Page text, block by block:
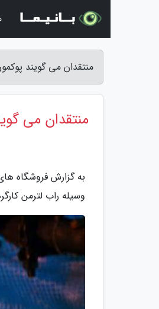
منتقدان می گویند
منتقدان می
وسیله راب لترمن